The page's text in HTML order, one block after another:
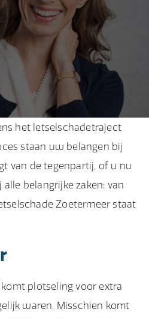
het letselschadetraject
staan uw belangen bij
van de tegenpartij, of u nu
belangrijke zaken: van
Zoetermeer staat
plotseling voor extra
waren. Misschien komt